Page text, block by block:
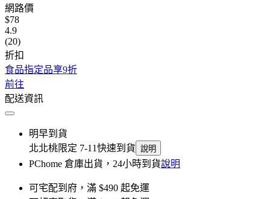
網路價
$78
4.9
(20)
折扣
食品指定品享9折
前往
配送資訊
明早到貨
北北桃限定 7-11快速到貨 說明
PChome 倉庫出貨，24小時到貨說明
可宅配到府，滿 $490 起免運